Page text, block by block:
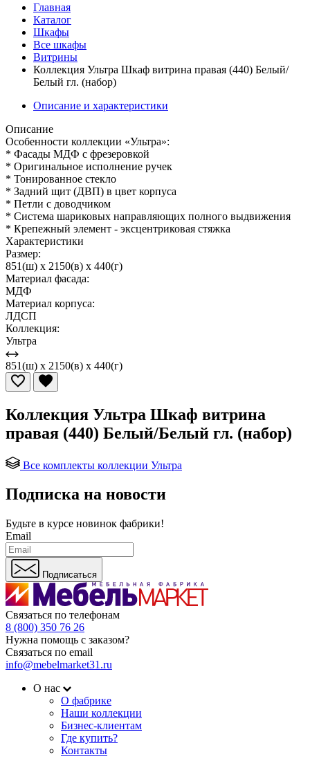
Главная
Каталог
Шкафы
Все шкафы
Витрины
Коллекция Ультра Шкаф витрина правая (440) Белый/
Белый гл. (набор)
Описание и характеристики
Описание
Особенности коллекции «Ультра»:
* Фасады МДФ с фрезеровкой
* Оригинальное исполнение ручек
* Тонированное стекло
* Задний щит (ДВП) в цвет корпуса
* Петли с доводчиком
* Система шариковых направляющих полного выдвижения
* Крепежный элемент - эксцентриковая стяжка
Характеристики
Размер:
851(ш) x 2150(в) x 440(г)
Материал фасада:
МДФ
Материал корпуса:
ЛДСП
Коллекция:
Ультра
851(ш) x 2150(в) x 440(г)
Коллекция Ультра Шкаф витрина
правая (440) Белый/Белый гл. (набор)
Все комплекты коллекции Ультра
Подписка на новости
Будьте в курсе новинок фабрики!
Email
Подписаться
Связаться по телефонам
8 (800) 350 76 26
Нужна помощь с заказом?
Связаться по email
info@mebelmarket31.ru
О нас
О фабрике
Наши коллекции
Бизнес-клиентам
Где купить?
Контакты